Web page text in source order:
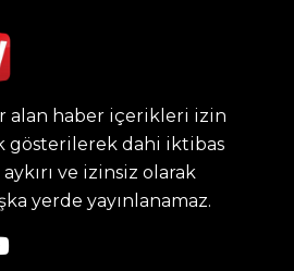
alan haber içerikleri izin
gösterilerek dahi iktibas
ve izinsiz olarak
yerde yayınlanamaz.